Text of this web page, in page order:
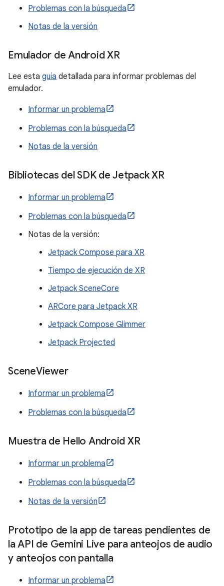
Problemas con la búsqueda
Notas de la versión
Emulador de Android XR
Lee esta guía detallada para informar problemas del
emulador.
Informar un problema
Problemas con la búsqueda
Notas de la versión
Bibliotecas del SDK de Jetpack XR
Informar un problema
Problemas con la búsqueda
Notas de la versión:
Jetpack Compose para XR
Tiempo de ejecución de XR
Jetpack SceneCore
ARCore para Jetpack XR
Jetpack Compose Glimmer
Jetpack Projected
SceneViewer
Informar un problema
Problemas con la búsqueda
Muestra de Hello Android XR
Informar un problema
Problemas con la búsqueda
Notas de la versión
Prototipo de la app de tareas pendientes de
la API de Gemini Live para anteojos de audio
y anteojos con pantalla
Informar un problema